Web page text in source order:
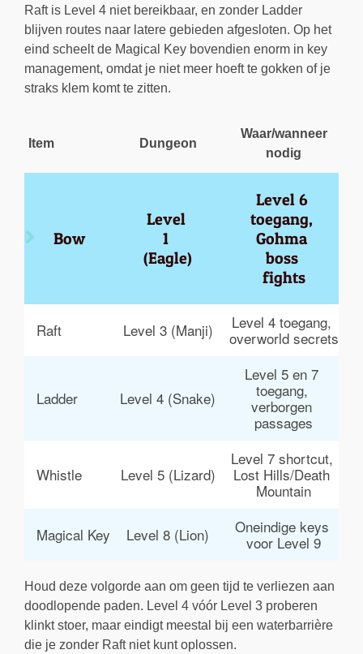
Raft is Level 4 niet bereikbaar, en zonder Ladder
blijven routes naar latere gebieden afgesloten. Op het
eind scheelt de Magical Key bovendien enorm in key
management, omdat je niet meer hoeft te gokken of je
straks klem komt te zitten.
Item Dungeon
Waar/wanneer
nodig
Bow
Level
1
(Eagle)
Level 6
toegang,
Gohma
boss
fights
Raft Level 3 (Manji)
Level 4 toegang,
overworld secrets
Ladder Level 4 (Snake)
Level 5 en 7
toegang,
verborgen
passages
Whistle Level 5 (Lizard)
Level 7 shortcut,
Lost Hills/Death
Mountain
Magical Key Level 8 (Lion)
Oneindige keys
voor Level 9
Houd deze volgorde aan om geen tijd te verliezen aan
doodlopende paden. Level 4 vóór Level 3 proberen
klinkt stoer, maar eindigt meestal bij een waterbarrière
die je zonder Raft niet kunt oplossen.